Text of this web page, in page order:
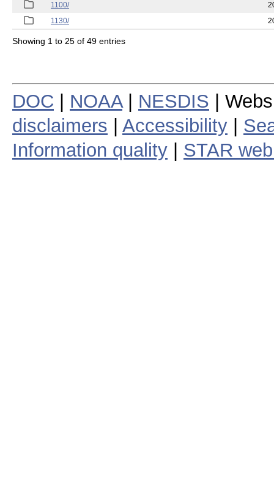
1100/
1130/
Showing 1 to 25 of 49 entries
DOC NOAA| NESDIS |
disclaimers
Accessibility
Information quality
STAR